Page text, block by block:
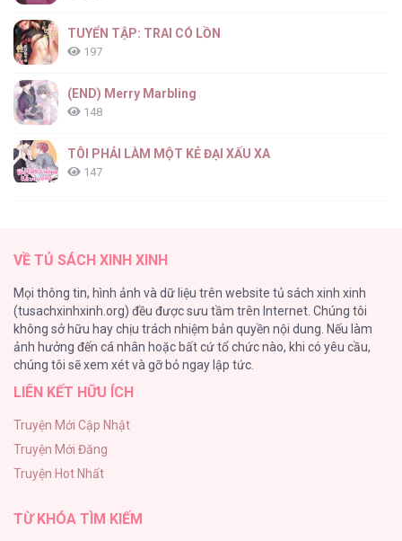
TUYỂN TẬP: TRAI CÓ LỒN
197
(END) Merry Marbling
148
TÔI PHẢI LÀM MỘT KẺ ĐẠI XẤU XA
147
116
Làm vị cứu tinh thật dễ dàng
113
|END| Định Tên Mối Quan Hệ
Phạm Luật
106
VỀ TỦ SÁCH XINH XINH
Mọi thông tin, hình ảnh và dữ liệu trên website tủ sách xinh xinh
(tusachxinhxinh.org) đều được sưu tầm trên Internet. Chúng tôi
không sở hữu hay chịu trách nhiệm bản quyền nội dung. Nếu làm
ảnh hưởng đến cá nhân hoặc bất cứ tổ chức nào, khi có yêu cầu,
chúng tôi sẽ xem xét và gỡ bỏ ngay lập tức.
LIÊN KẾT HỮU ÍCH
Truyện Mới Cập Nhật
Truyện Mới Đăng
Truyện Hot Nhất
TỪ KHÓA TÌM KIẾM